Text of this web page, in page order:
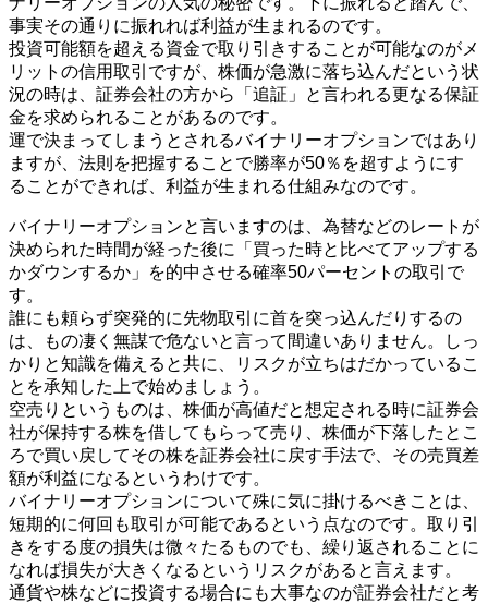
事実その通りに振れれば利益が生まれるのです。
投資可能額を超える資金で取り引きすることが可能なのがメ
リットの信用取引ですが、株価が急激に落ち込んだという状
況の時は、証券会社の方から「追証」と言われる更なる保証
金を求められることがあるのです。
運で決まってしまうとされるバイナリーオプションではあり
ますが、法則を把握することで勝率が50％を超すようにす
ることができれば、利益が生まれる仕組みなのです。
バイナリーオプションと言いますのは、為替などのレートが
決められた時間が経った後に「買った時と比べてアップする
かダウンするか」を的中させる確率50パーセントの取引で
す。
誰にも頼らず突発的に先物取引に首を突っ込んだりするの
は、もの凄く無謀で危ないと言って間違いありません。しっ
かりと知識を備えると共に、リスクが立ちはだかっているこ
とを承知した上で始めましょう。
空売りというものは、株価が高値だと想定される時に証券会
社が保持する株を借してもらって売り、株価が下落したとこ
ろで買い戻してその株を証券会社に戻す手法で、その売買差
額が利益になるというわけです。
バイナリーオプションについて殊に気に掛けるべきことは、
短期的に何回も取引が可能であるという点なのです。取り引
きをする度の損失は微々たるものでも、繰り返されることに
なれば損失が大きくなるというリスクがあると言えます。
通貨や株などに投資する場合にも大事なのが証券会社だと考